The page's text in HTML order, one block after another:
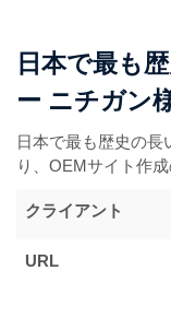
日本で最も
ー ニチガン
日本で最も歴史の長
り、OEMサイト作
クライアント
URL